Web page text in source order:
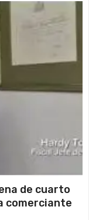
de cuarto
comerciante